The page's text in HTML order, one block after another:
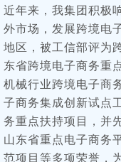
近年来，我集团积极
外市场，发展跨境电
地区，被工信部评为
东省跨境电子商务重
机械行业跨境电子商
子商务集成创新试点
务重点扶持项目，并
山东省重点电子商务
范项目等多项荣誉，